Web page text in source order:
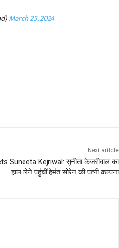
March 25, 2024
Next article
Suneeta Kejriwal: सुनीता केजरीवाल का
हाल लेने पहुंचीं हेमंत सोरेन की पत्नी कल्पना